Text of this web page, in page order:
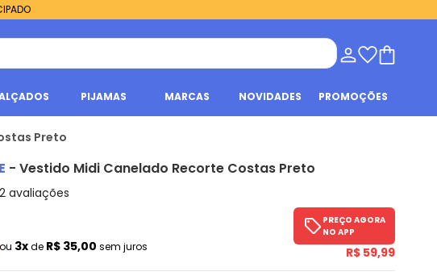
PIJAMAS MARCAS NOVIDADES PROMOÇÕES
Preto
- Vestido Midi Canelado Recorte Costas Preto
2 avaliações
ou 3xde R$ 35,00 sem juros
PREÇO AGORA
NO APP
R$ 59,99